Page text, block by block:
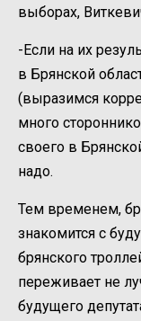
выборах,
-Если на их
в Брянской
(выразимся
много
своего в
надо.
Тем временем,
знакомится с
брянского
переживает не
будущего